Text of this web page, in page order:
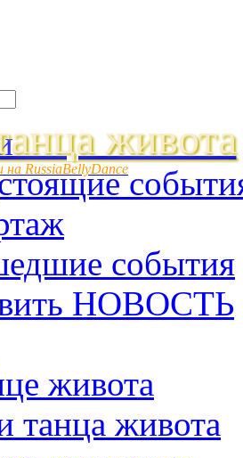
живота
на RussiaBellyDance
события
НОВОСТЬ
живота
танца живота